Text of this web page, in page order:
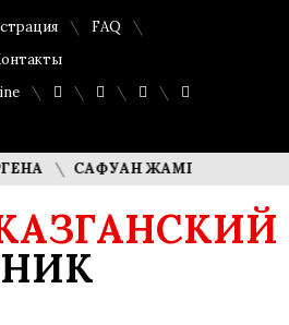
FAQ
САФУАН ЖАМПЕИСОВ: «МЫ